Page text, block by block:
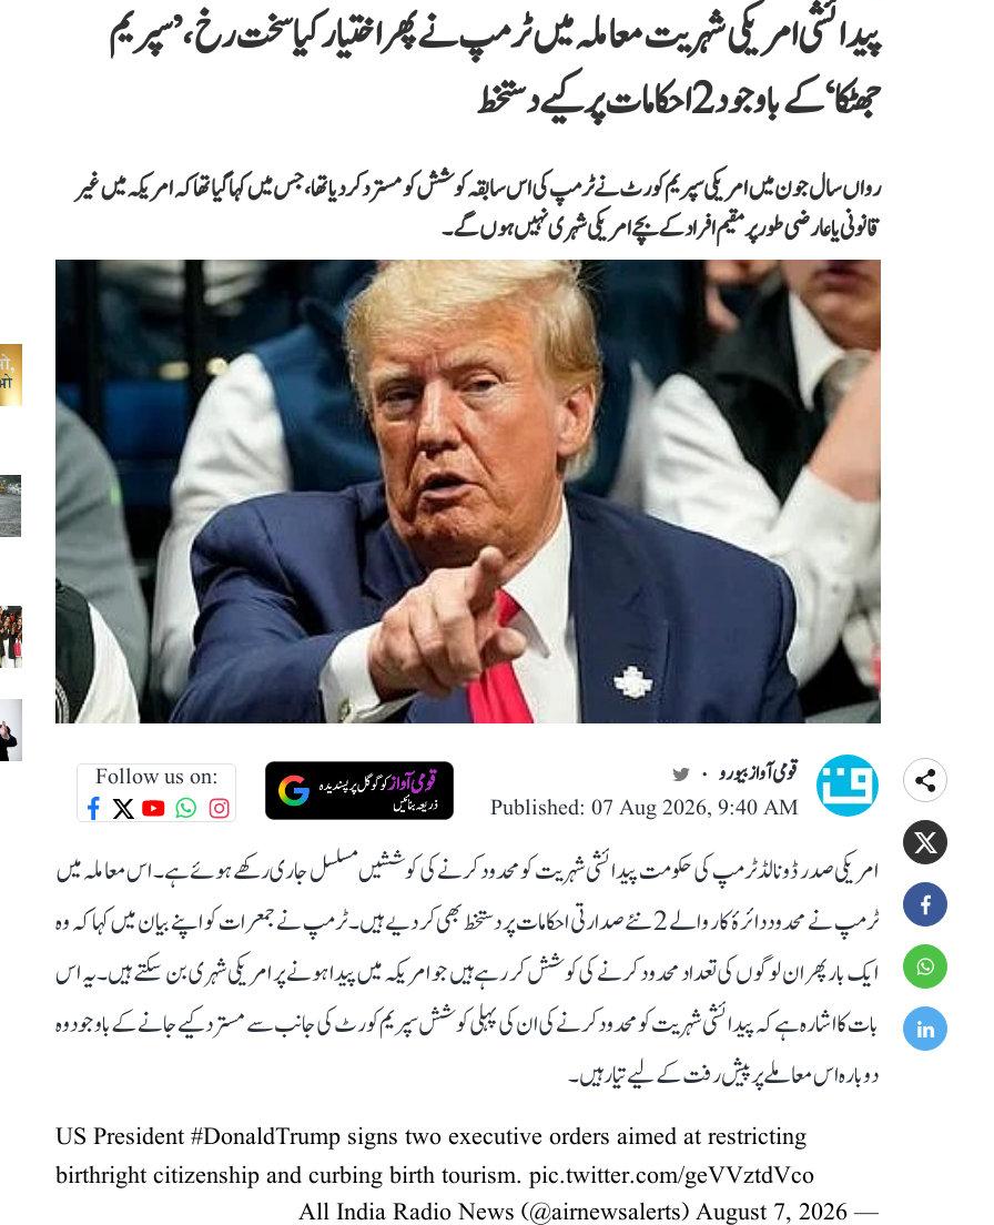
پیدائشی امریکی شہریت معاملہ میں ٹرمپ نے پھر اختیار کیا سخت رخ، ’سپریم
جھٹکا‘ کے باوجود 2 احکامات پر کیے دستخط
رواں سال جون میں امریکی سپریم کورٹ نے ٹرمپ کی اس سابقہ کوشش کو مسترد کر دیا تھا، جس میں کہا گیا تھا کہ امریکہ میں غیر
قانونی یا عارضی طور پر مقیم افراد کے بچے امریکی شہری نہیں ہوں گے۔
قومی آواز بیورو
Published: 07 Aug 2026, 9:40 AM
Follow us on:
امریکی صدر ڈونالڈ ٹرمپ کی حکومت پیدائشی شہریت کو محدود کرنے کی کوششیں مسلسل جاری رکھے ہوئے ہے۔ اس معاملہ میں
ٹرمپ نے محدود دائرۂ کار والے 2 نئے صدارتی احکامات پر دستخط بھی کر دیے ہیں۔ ٹرمپ نے جمعرات کو اپنے بیان میں کہا کہ وہ
ایک بار پھر ان لوگوں کی تعداد محدود کرنے کی کوشش کر رہے ہیں جو امریکہ میں پیدا ہونے پر امریکی شہری بن سکتے ہیں۔ یہ اس
بات کا اشارہ ہے کہ پیدائشی شہریت کو محدود کرنے کی ان کی پہلی کوشش سپریم کورٹ کی جانب سے مسترد کیے جانے کے باوجود وہ
دوبارہ اس معاملے پر پیش رفت کے لیے تیار ہیں۔
US President#DonaldTrump signs two executive orders aimed at restricting
birthright citizenship and curbing birth tourism. pic.twitter.com/geVVztdVco
— All India Radio News (@airnewsalerts)
August 7, 2026